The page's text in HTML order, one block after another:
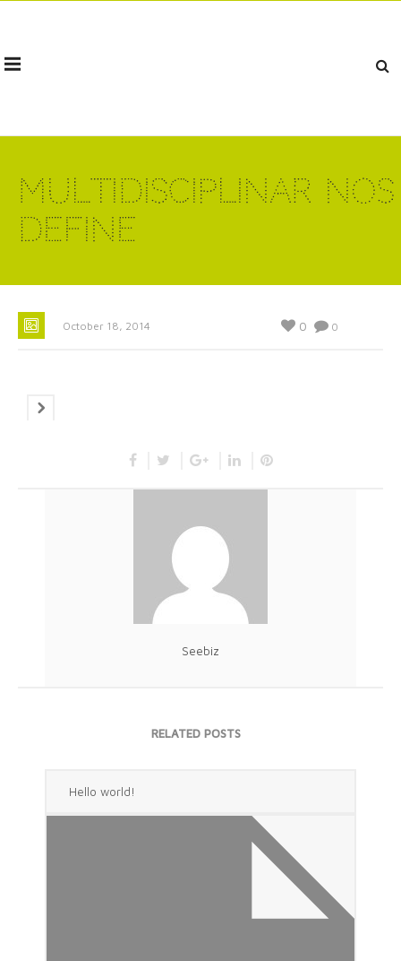
Multidisciplinar nos
define
October 18, 2014 0
0
Seebiz
RELATED POSTS
Hello world!